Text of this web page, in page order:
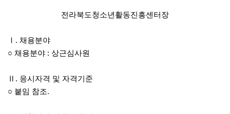
전라북도청소년활동진흥센터장
Ⅰ. 채용분야
○ 채용분야 : 상근심사원
Ⅱ. 응시자격 및 자격기준
○ 붙임 참조.